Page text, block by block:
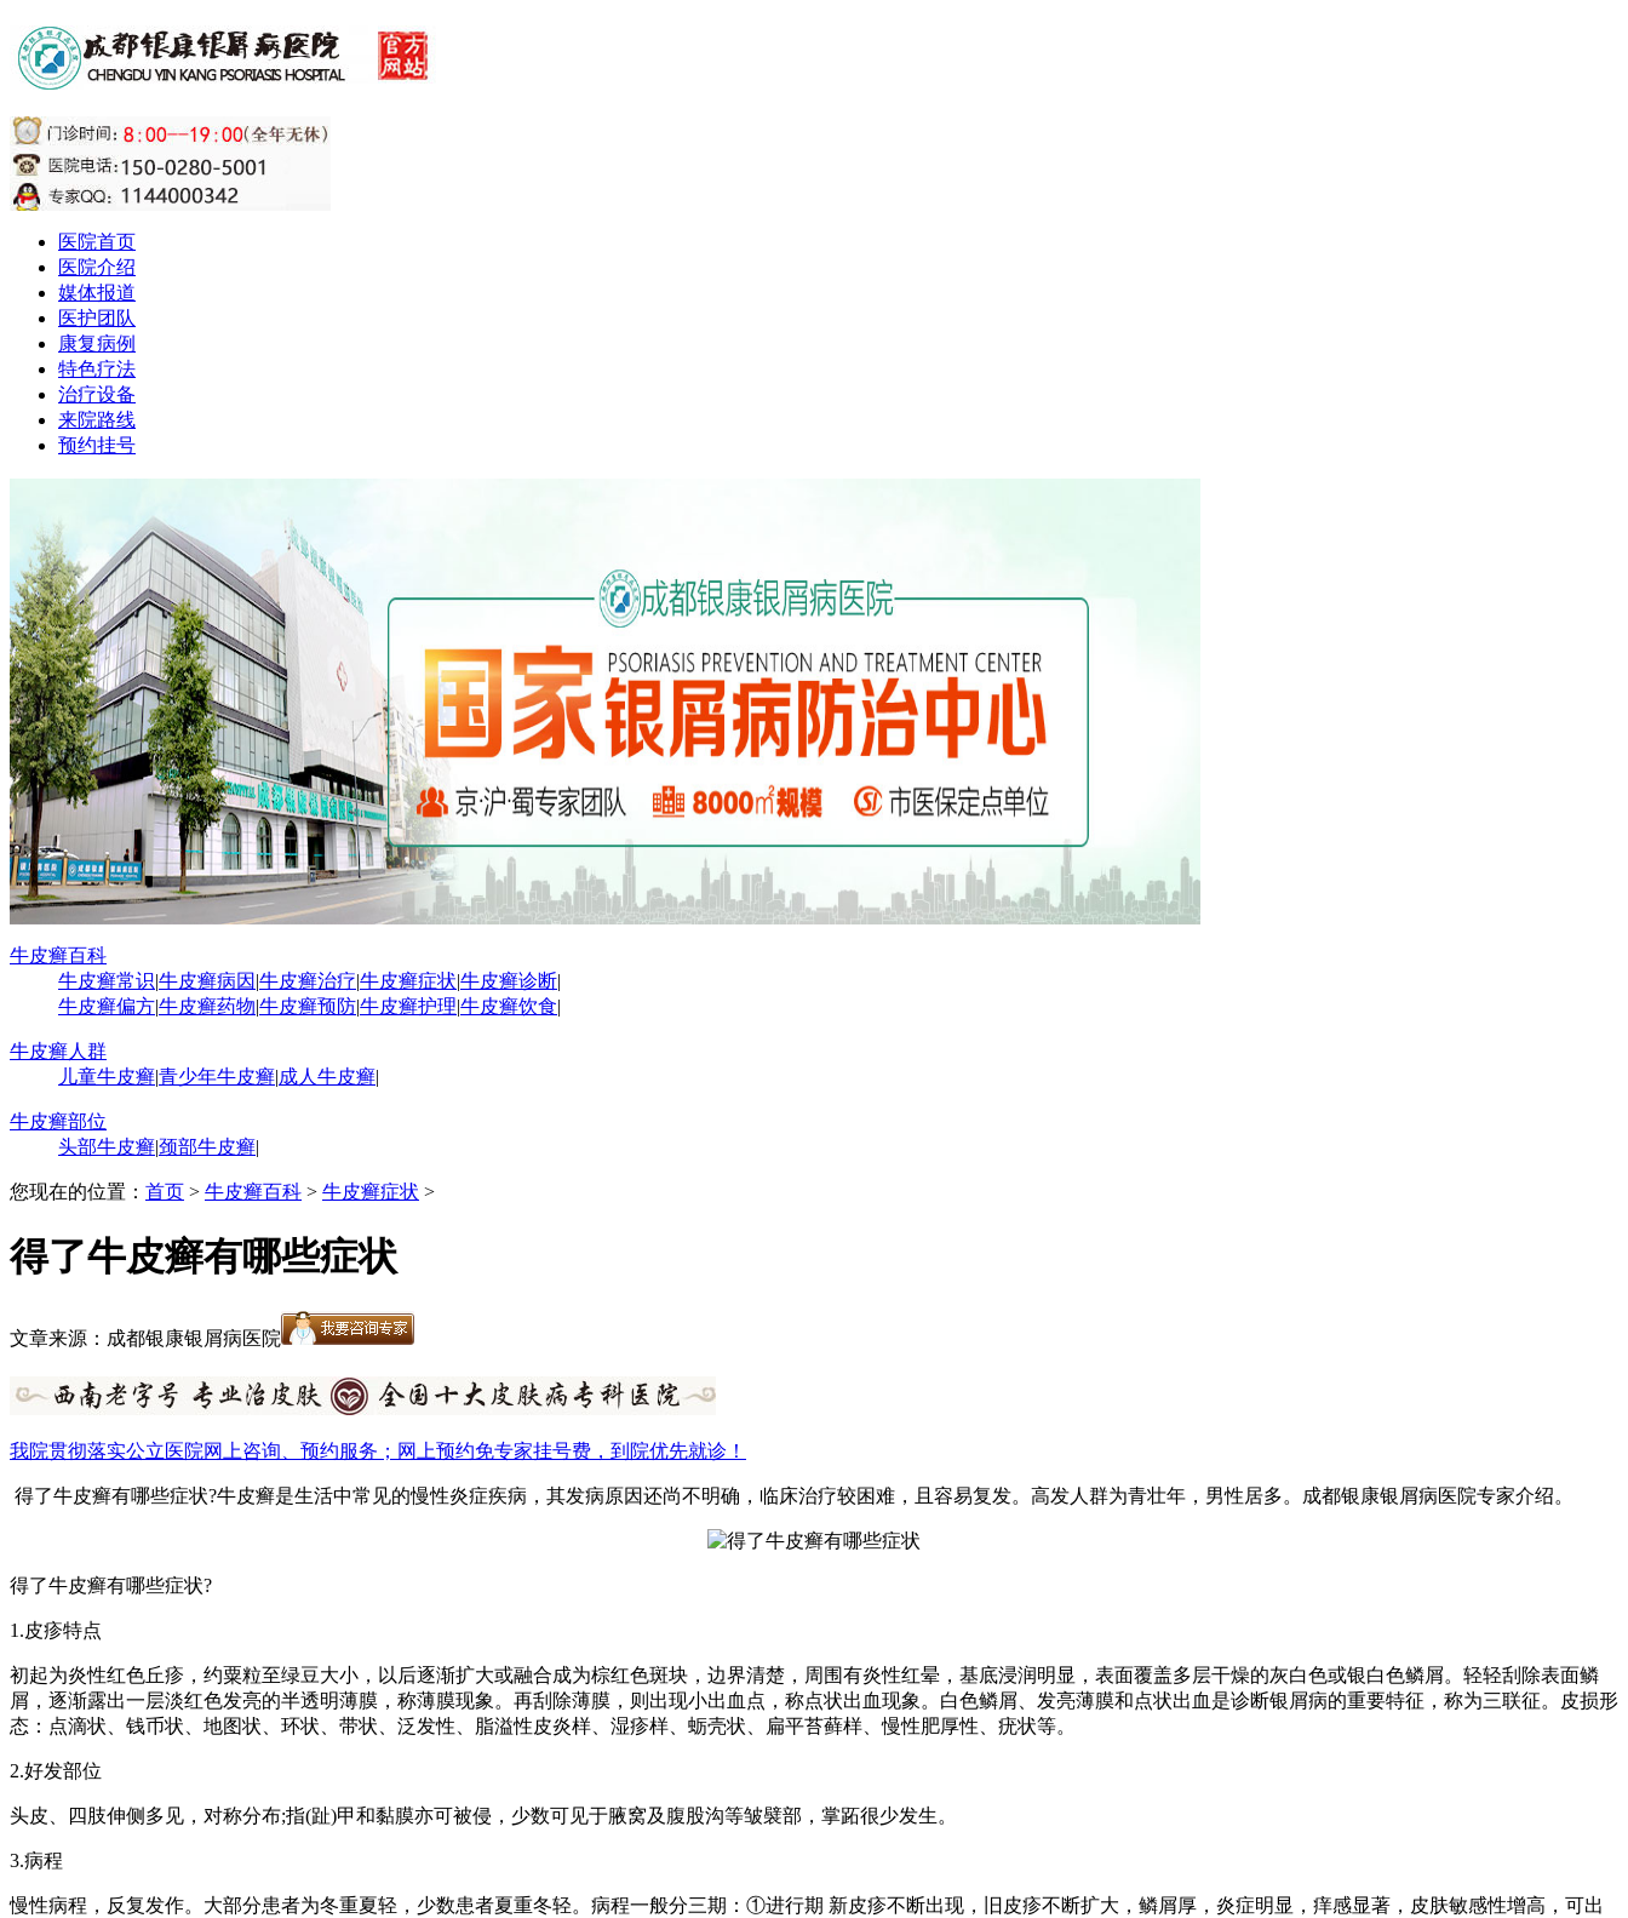
医院首页
医院介绍
媒体报道
医护团队
康复病例
特色疗法
治疗设备
来院路线
预约挂号
牛皮癣百科
牛皮癣常识|牛皮癣病因 |牛皮癣治疗|牛皮癣症状|牛皮癣诊断|
牛皮癣偏方|牛皮癣药物|牛皮癣预防|牛皮癣护理|牛皮癣饮食|
牛皮癣人群
儿童牛皮癣|青少年牛皮癣|成人牛皮癣|
牛皮癣部位
头部牛皮癣|颈部牛皮癣|
您现在的位置： 首页 > 牛皮癣百科 > 牛皮癣症状 >
得了牛皮癣有哪些症状
文章来源：成都银康银屑病医院
我院贯彻落实公立医院网上咨询、预约服务；网上预约免专家挂号费，到院优先就诊！
得了牛皮癣有哪些症状?牛皮癣是生活中常见的慢性炎症疾病，其发病原因还尚不明确，临床治疗较困难，且容易复发。高发人群为青壮年，男性居多。成都银康银屑病医院专家介绍。
得了牛皮癣有哪些症状?
1.皮疹特点
初起为炎性红色丘疹，约粟粒至绿豆大小，以后逐渐扩大或融合成为棕红色斑块，边界清楚，周围有炎性红晕，基底浸润明显，表面覆盖多层干燥的灰白色或银白色鳞屑。轻轻刮除表面鳞
屑，逐渐露出一层淡红色发亮的半透明薄膜，称薄膜现象。再刮除薄膜，则出现小出血点，称点状出血现象。白色鳞屑、发亮薄膜和点状出血是诊断银屑病的重要特征，称为三联征。皮损形
态：点滴状、钱币状、地图状、环状、带状、泛发性、脂溢性皮炎样、湿疹样、蛎壳状、扁平苔藓样、慢性肥厚性、疣状等。
2.好发部位
头皮、四肢伸侧多见，对称分布;指(趾)甲和黏膜亦可被侵，少数可见于腋窝及腹股沟等皱襞部，掌跖很少发生。
3.病程
慢性病程，反复发作。大部分患者为冬重夏轻，少数患者夏重冬轻。病程一般分三期：①进行期 新皮疹不断出现，旧皮疹不断扩大，鳞屑厚，炎症明显，痒感显著，皮肤敏感性增高，可出